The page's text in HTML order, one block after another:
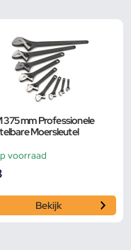
375 mm Professionele
Moersleutel
voorraad
Bekijk